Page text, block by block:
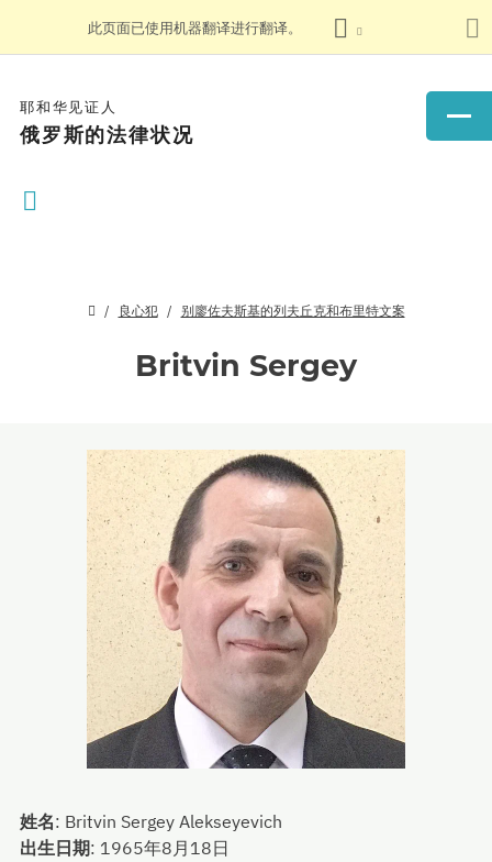
此页面已使用机器翻译进行翻译。
耶和华见证人
俄罗斯的法律状况
良心犯 别廖佐夫斯基的列夫丘克和布里特文案
Britvin Sergey
姓名: Britvin Sergey Alekseyevich
出生日期: 1965年8月18日